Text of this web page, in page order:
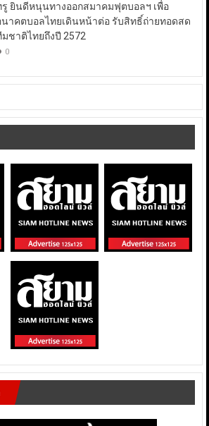
รู ยินดีหนุนทางออกสมาคมฟุตบอลฯ เพื่อ
นาคตบอลไทยเดินหน้าต่อ รับสิทธิ์ถ่ายทอดสด
ชาติไทยถึงปี 2572
0